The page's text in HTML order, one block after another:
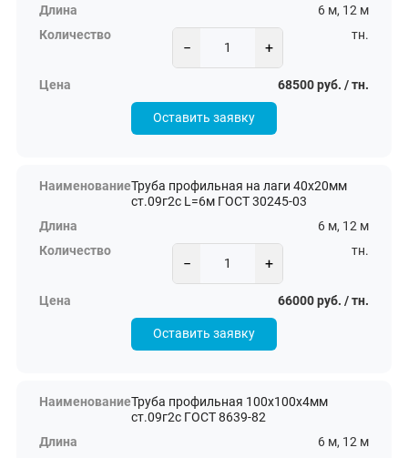
6 м, 12 м
− +
тн.
68500 руб. / тн.
Оставить заявку
Труба профильная на лаги 40х20мм
ст.09г2с L=6м ГОСТ 30245-03
6 м, 12 м
− +
тн.
66000 руб. / тн.
Оставить заявку
Труба профильная 100х100х4мм
ст.09г2с ГОСТ 8639-82
6 м, 12 м